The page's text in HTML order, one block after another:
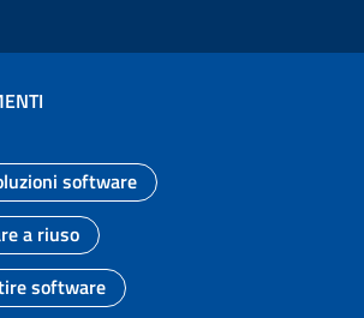
alla pagina
software
pagina
a riuso
alla pagina
software